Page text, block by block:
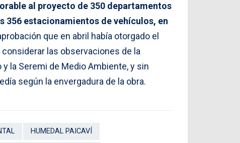
al proyecto de 350 departamentos
356 estacionamientos de vehículos, en
que en abril había otorgado el
las observaciones de la
la Seremi de Medio Ambiente, y sin
según la envergadura de la obra.
HUMEDAL PAICAVÍ